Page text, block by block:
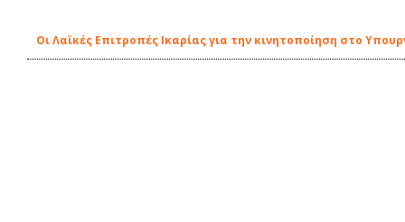
Οι Λαϊκές Επιτροπές Ικαρίας για την κινητοποίηση στο